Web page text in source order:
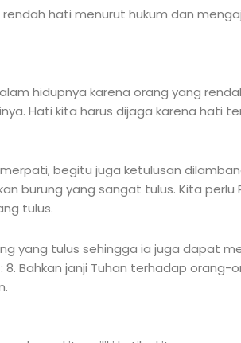
hati menurut hukum dan
hidupnya karena orang yang
Hati kita harus dijaga karena hati
begitu juga ketulusan
burung yang sangat tulus. Kita perlu
tulus.
yang tulus sehingga ia juga dapat
Bahkan janji Tuhan terhadap orang-